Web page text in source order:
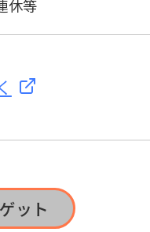
休等
ット